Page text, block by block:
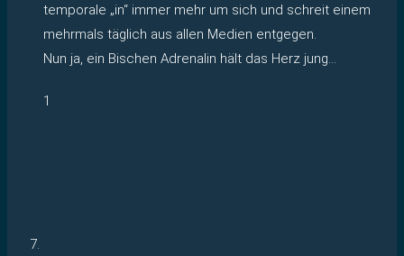
temporale „in“ immer mehr um sich und schreit einem
mehrmals täglich aus allen Medien entgegen.
Nun ja, ein Bischen Adrenalin hält das Herz jung…
1